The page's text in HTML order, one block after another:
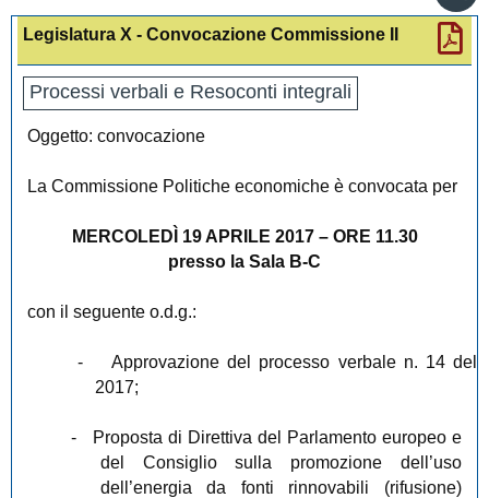
Legislatura X - Convocazione Commissione II
Processi verbali e Resoconti integrali
Oggetto: convocazione
La Commissione Politiche economiche è convocata per
MERCOLEDÌ 19 APRILE 2017 – ORE 11.30
presso la Sala B-C
con il seguente o.d.g.:
-
Approvazione del processo verbale n. 14 del
2017;
-
Proposta di Direttiva del Parlamento europeo e
del Consiglio sulla promozione dell’uso
dell’energia da fonti rinnovabili (rifusione)